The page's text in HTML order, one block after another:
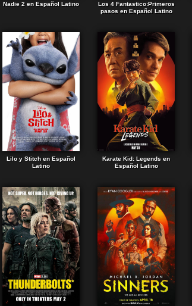
Nadie 2 en Español Latino
Los 4 Fantastico:Primeros
pasos en Español Latino
Lilo y Stitch en Español
Latino
Karate Kid: Legends en
Español Latino